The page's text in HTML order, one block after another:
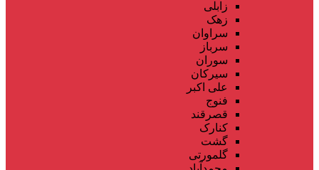
زابلی
زهک
سراوان
سرباز
سوران
سیرکان
علی اکبر
فنوج
قصرقند
کنارک
گشت
گلمورتی